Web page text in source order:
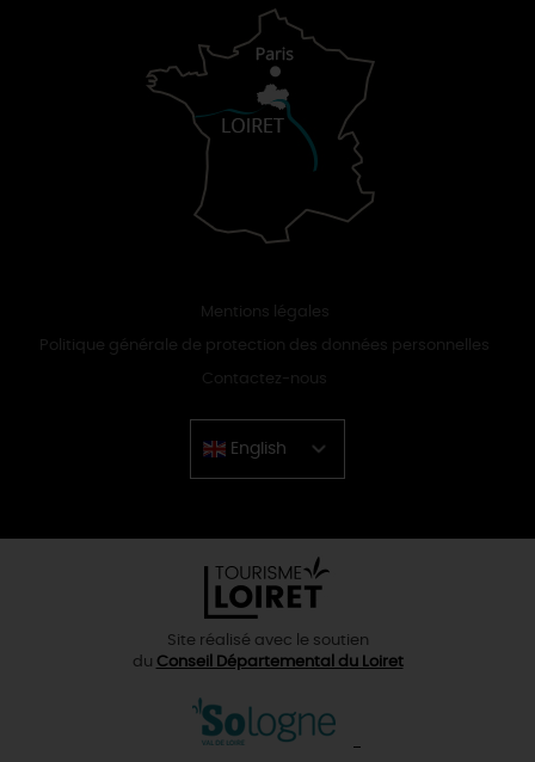
Mentions légales
Politique générale de protection des données personnelles
Contactez-nous
English
Chinese
Site réalisé avec le soutien
du Conseil Départemental du Loiret